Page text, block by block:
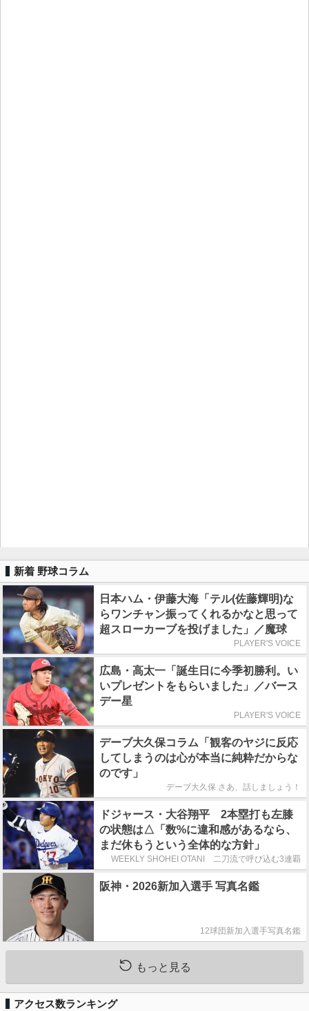
新着 野球コラム
日本ハム・伊藤大海「テル(佐藤輝明)な
らワンチャン振ってくれるかなと思って
超スローカーブを投げました」／魔球
PLAYER'S VOICE
広島・高太一「誕生日に今季初勝利。い
いプレゼントをもらいました」／バース
デー星
PLAYER'S VOICE
デーブ大久保コラム「観客のヤジに反応
してしまうのは心が本当に純粋だからな
のです」
デーブ大久保 さあ、話しましょう！
ドジャース・大谷翔平 2本塁打も左膝
の状態は△「数%に違和感があるなら、
まだ休もうという全体的な方針」
WEEKLY SHOHEI OTANI 二刀流で呼び込む3連覇
阪神・2026新加入選手 写真名鑑
12球団新加入選手写真名鑑
もっと見る
アクセス数ランキング